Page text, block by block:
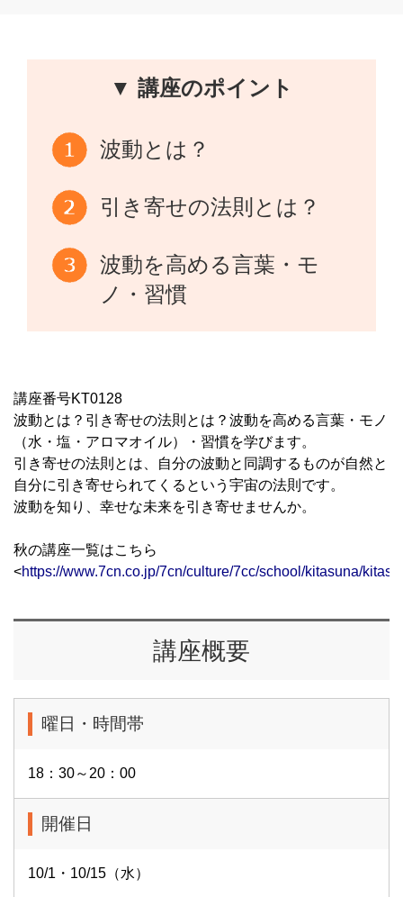
▼ 講座のポイント
波動とは？
引き寄せの法則とは？
波動を高める言葉・モ
ノ・習慣
講座番号KT0128
波動とは？引き寄せの法則とは？波動を高める言葉・モノ
（水・塩・アロマオイル）・習慣を学びます。
引き寄せの法則とは、自分の波動と同調するものが自然と
自分に引き寄せられてくるという宇宙の法則です。
波動を知り、幸せな未来を引き寄せませんか。
秋の講座一覧はこちら
<https://www.7cn.co.jp/7cn/culture/7cc/school/kitasuna/
講座概要
曜日・時間帯
18：30～20：00
開催日
10/1・10/15（水）